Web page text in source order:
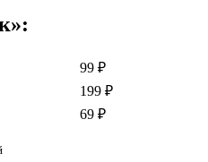
99 ₽
199 ₽
69 ₽